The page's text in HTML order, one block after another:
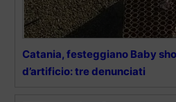
Catania, festeggiano Baby
d’artificio: tre denunciati